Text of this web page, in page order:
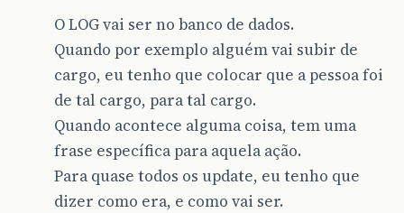
O LOG vai ser no banco de dados.
Quando por exemplo alguém vai subir de
cargo, eu tenho que colocar que a pessoa foi
de tal cargo, para tal cargo.
Quando acontece alguma coisa, tem uma
frase específica para aquela ação.
Para quase todos os update, eu tenho que
dizer como era, e como vai ser.